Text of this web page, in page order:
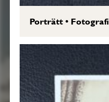
Porträtt• Fotografi